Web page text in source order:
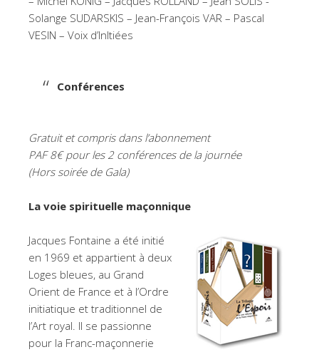
Solange SUDARSKIS – Jean-François VAR – Pascal
VESIN – Voix d’InItiées
Conférences
Gratuit et compris dans l’abonnement
PAF 8€ pour les 2 conférences de la journée
(Hors soirée de Gala)
La voie spirituelle maçonnique
Jacques Fontaine a été initié
en 1969 et appartient à deux
Loges bleues, au Grand
Orient de France et à l’Ordre
initiatique et traditionnel de
l’Art royal. Il se passionne
pour la Franc-maçonnerie